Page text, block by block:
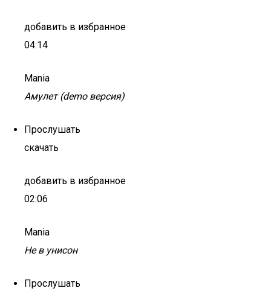
добавить в избранное
04:14
Mania
Амулет (demo версия)
Прослушать
скачать
добавить в избранное
02:06
Mania
Не в унисон
Прослушать